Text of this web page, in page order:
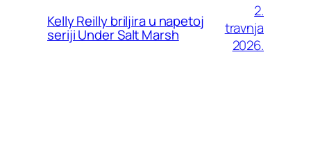
Kelly Reilly briljira u napetoj
seriji Under Salt Marsh
2.
travnja
2026.